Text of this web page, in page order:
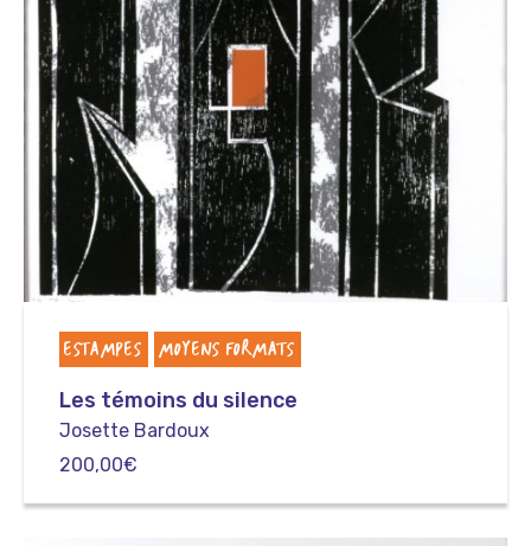
ESTAMPES MOYENS FORMATS
Les témoins du silence
Josette Bardoux
200,00€